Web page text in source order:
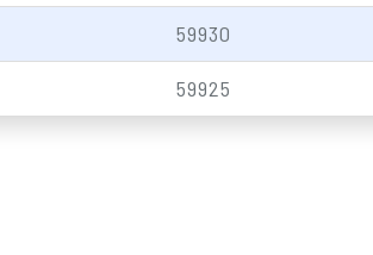
59930
59925